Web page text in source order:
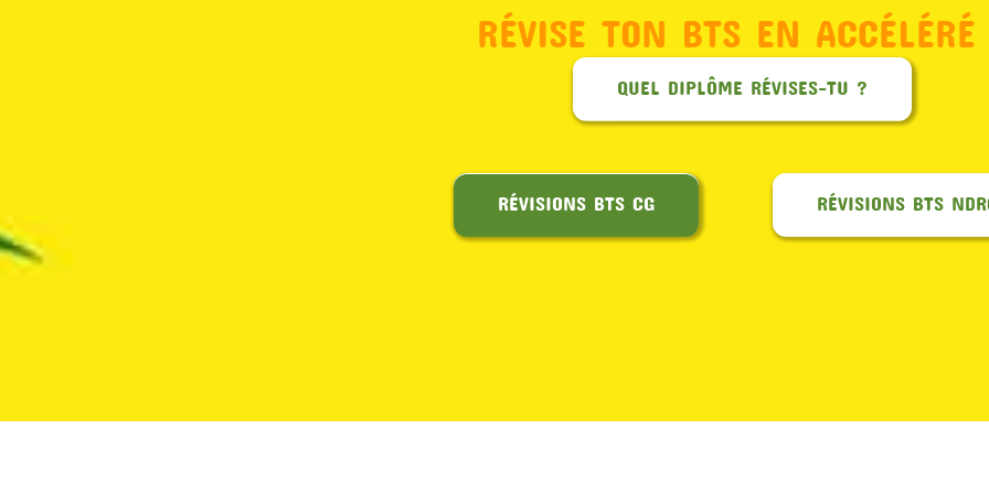
RÉVISE TON BTS EN
QUEL DIPLÔME RÉVISES-TU ?
RÉVISIONS BTS CG RÉVISIONS BTS